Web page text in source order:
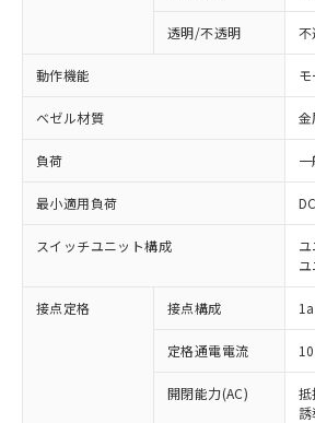
透明/不透明
動作機能
ベゼル材質 金
負荷
最小適用負荷
スイッチユニット構成
接点定格 接点構成
定格通電電流
開閉能力(AC)